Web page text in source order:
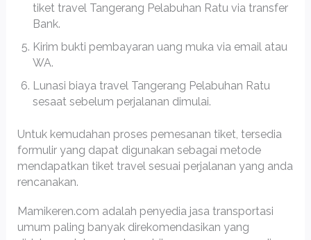
tiket travel Tangerang Pelabuhan Ratu via transfer
Bank.
Kirim bukti pembayaran uang muka via email atau
WA.
Lunasi biaya travel Tangerang Pelabuhan Ratu
sesaat sebelum perjalanan dimulai.
Untuk kemudahan proses pemesanan tiket, tersedia
formulir yang dapat digunakan sebagai metode
mendapatkan tiket travel sesuai perjalanan yang anda
rencanakan.
Mamikeren.com adalah penyedia jasa transportasi
umum paling banyak direkomendasikan yang